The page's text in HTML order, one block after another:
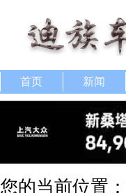
首页 新闻
您的当前位置：